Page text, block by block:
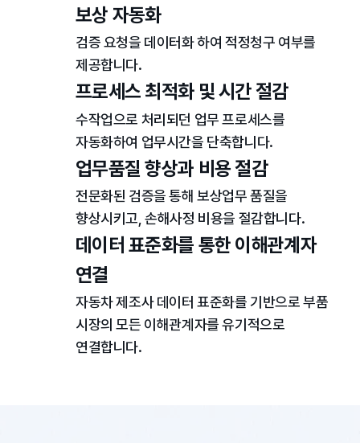
보상 자동화
검증 요청을 데이터화 하여 적정청구 여부를
제공합니다.
프로세스 최적화 및 시간 절감
수작업으로 처리되던 업무 프로세스를
자동화하여 업무시간을 단축합니다.
업무품질 향상과 비용 절감
전문화된 검증을 통해 보상업무 품질을
향상시키고, 손해사정 비용을 절감합니다.
데이터 표준화를 통한 이해관계자
연결
자동차 제조사 데이터 표준화를 기반으로 부품
시장의 모든 이해관계자를 유기적으로
연결합니다.